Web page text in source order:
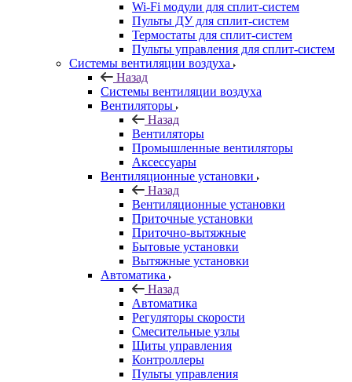
Wi-Fi модули для сплит-систем
Пульты ДУ для сплит-систем
Термостаты для сплит-систем
Пульты управления для сплит-систем
Системы вентиляции воздуха
Назад
Системы вентиляции воздуха
Вентиляторы
Назад
Вентиляторы
Промышленные вентиляторы
Аксессуары
Вентиляционные установки
Назад
Вентиляционные установки
Приточные установки
Приточно-вытяжные
Бытовые установки
Вытяжные установки
Автоматика
Назад
Автоматика
Регуляторы скорости
Смесительные узлы
Щиты управления
Контроллеры
Пульты управления